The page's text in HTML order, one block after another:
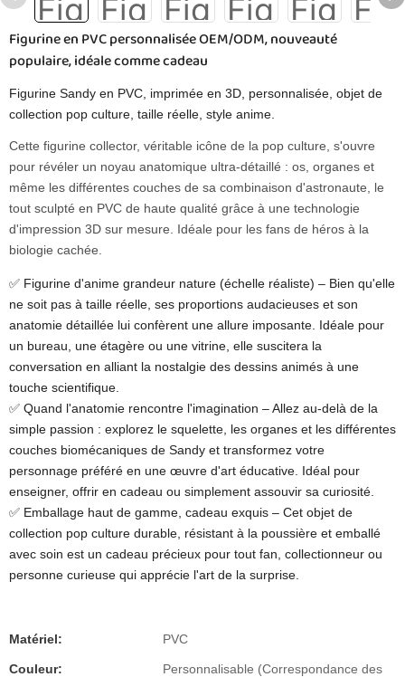
Figurine en PVC personnalisée OEM/ODM, nouveauté
populaire, idéale comme cadeau
Figurine Sandy en PVC, imprimée en 3D, personnalisée, objet de
collection pop culture, taille réelle, style anime.
Cette figurine collector, véritable icône de la pop culture, s'ouvre
pour révéler un noyau anatomique ultra-détaillé : os, organes et
même les différentes couches de sa combinaison d'astronaute, le
tout sculpté en PVC de haute qualité grâce à une technologie
d'impression 3D sur mesure. Idéale pour les fans de héros à la
biologie cachée.
✅ Figurine d'anime grandeur nature (échelle réaliste) – Bien qu'elle
ne soit pas à taille réelle, ses proportions audacieuses et son
anatomie détaillée lui confèrent une allure imposante. Idéale pour
un bureau, une étagère ou une vitrine, elle suscitera la
conversation en alliant la nostalgie des dessins animés à une
touche scientifique.
✅ Quand l'anatomie rencontre l'imagination – Allez au-delà de la
simple passion : explorez le squelette, les organes et les différentes
couches biomécaniques de Sandy et transformez votre
personnage préféré en une œuvre d'art éducative. Idéal pour
enseigner, offrir en cadeau ou simplement assouvir sa curiosité.
✅ Emballage haut de gamme, cadeau exquis – Cet objet de
collection pop culture durable, résistant à la poussière et emballé
avec soin est un cadeau précieux pour tout fan, collectionneur ou
personne curieuse qui apprécie l'art de la surprise.
Matériel: PVC
Couleur:
Personnalisable (Correspondance des